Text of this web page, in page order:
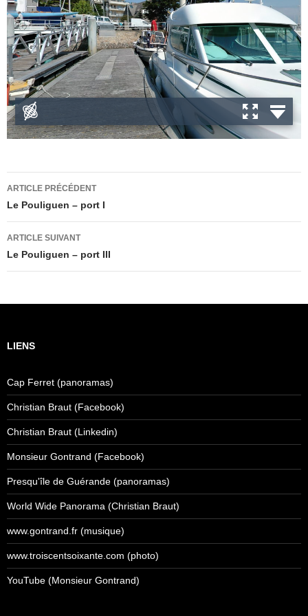
Navigation
des
articles
ARTICLE PRÉCÉDENT
Le Pouliguen – port I
ARTICLE SUIVANT
Le Pouliguen – port III
LIENS
Cap Ferret (panoramas)
Christian Braut (Facebook)
Christian Braut (Linkedin)
Monsieur Gontrand (Facebook)
Presqu'île de Guérande (panoramas)
World Wide Panorama (Christian Braut)
www.gontrand.fr (musique)
www.troiscentsoixante.com (photo)
YouTube (Monsieur Gontrand)